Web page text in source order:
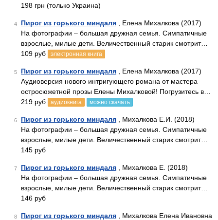
198 грн (только Украина)
4 Пирог из горького миндаля , Елена Михалкова (2017)
На фотографии – большая дружная семья. Симпатичные
взрослые, милые дети. Величественный старик смотрит…
109 руб
электронная книга
5 Пирог из горького миндаля , Елена Михалкова (2017)
Аудиоверсия нового интригующего романа от мастера
остросюжетной прозы Елены Михалковой! Погрузитесь в…
219 руб
аудиокнига можно скачать
6 Пирог из горького миндаля , Михалкова Е.И. (2018)
На фотографии – большая дружная семья. Симпатичные
взрослые, милые дети. Величественный старик смотрит…
145 руб
7 Пирог из горького миндаля , Михалкова Е. (2018)
На фотографии – большая дружная семья. Симпатичные
взрослые, милые дети. Величественный старик смотрит…
146 руб
8 Пирог из горького миндаля , Михалкова Елена Ивановна